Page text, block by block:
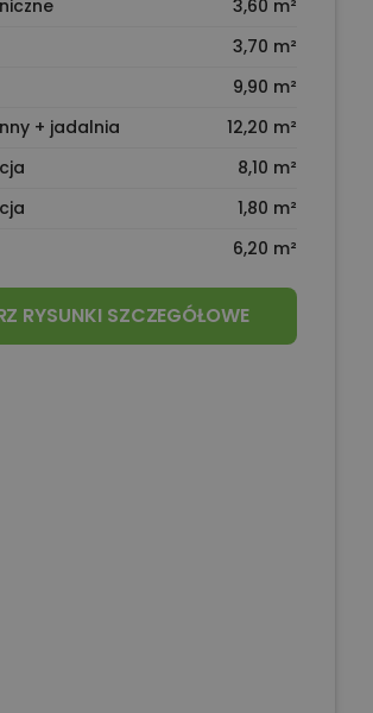
3,60 m²
3,70 m²
9,90 m²
+ jadalnia
12,20 m²
8,10 m²
1,80 m²
6,20 m²
RYSUNKI SZCZEGÓŁOWE